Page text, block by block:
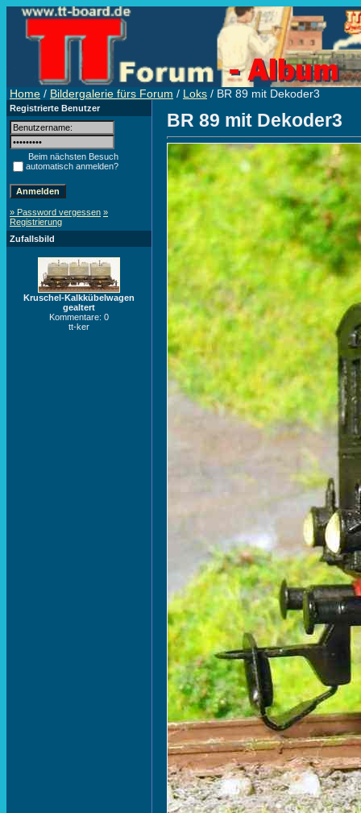
Home / Bildergalerie fürs Forum / Loks / BR 89 mit Dekoder3
Registrierte Benutzer
Beim nächsten Besuch
automatisch anmelden?
» Password vergessen »
Registrierung
Zufallsbild
Kruschel-Kalkkübelwagen
gealtert
Kommentare: 0
tt-ker
BR 89 mit Dekoder3